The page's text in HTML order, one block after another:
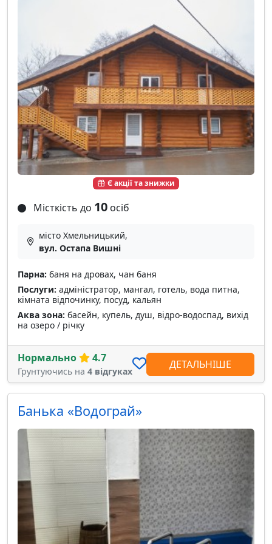
Є акції та знижки
Місткість до 10 осіб
місто Хмельницький,
вул. Остапа Вишні
Парна: баня на дровах, чан баня
Послуги: адміністратор, мангал, готель, вода питна,
кімната відпочинку, посуд, кальян
Аква зона: басейн, купель, душ, відро-водоспад, вихід
на озеро / річку
Нормально 4.7
Грунтуючись на 4 відгуках
ДЕТАЛЬНІШЕ
Банька «Водограй»